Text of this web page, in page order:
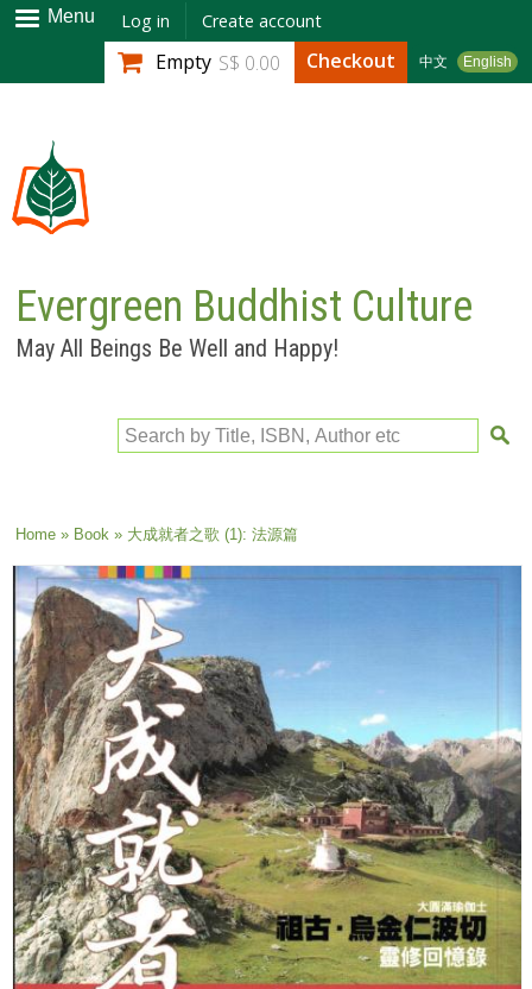
Skip to
main
content
Menu Log in Create account
中文 English
Empty S$ 0.00 Checkout
Evergreen Buddhist Culture
May All Beings Be Well and Happy!
Search by Title, ISBN, Author etc
You are here
Home» Book» 大成就者之歌 (1): 法源篇